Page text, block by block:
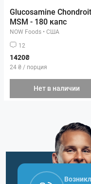
Glucosamine
MSM - 180 капс
NOW Foods • США
12
1420₴
24 ₴ / порция
Нет в наличии